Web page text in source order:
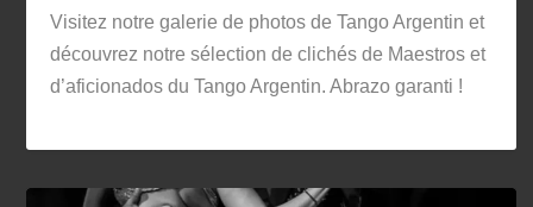
Visitez notre galerie de photos de Tango Argentin et
découvrez notre sélection de clichés de Maestros et
d’aficionados du Tango Argentin. Abrazo garanti !